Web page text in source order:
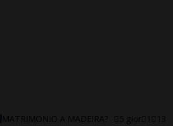
MATRIMONIO A MADEIRA? 5 gior 1 13